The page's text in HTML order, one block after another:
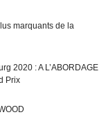
marquants de la
2020 : A L’ABORDAGE
Prix